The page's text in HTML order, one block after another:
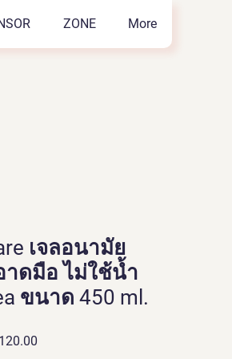
ZONE More
เจลอนามัย
ดมือ ไม่ใช้น้ำ
ขนาด 450 ml.